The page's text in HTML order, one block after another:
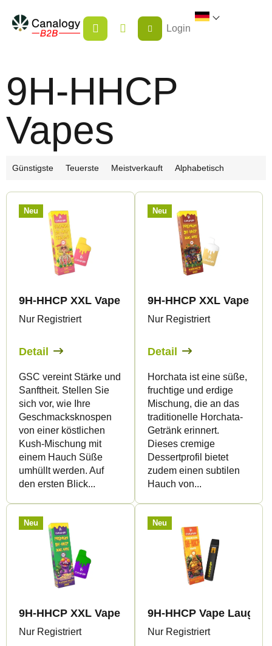
Inhalt
springen
WARENKORB
Login
9H-HHCP
Vapes
P
o
Günstigste Teuerste Meistverkauft Alphabetisch
L
Neu
9H-HHCP XXL Vape GSC 99% 2ml
Nur Registriert
Detail
GSC vereint Stärke und
Sanftheit. Stellen Sie
sich vor, wie Ihre
Geschmacksknospen
von einer köstlichen
Kush-Mischung mit
einem Hauch Süße
umhüllt werden. Auf
den ersten Blick...
Neu
9H-HHCP XXL Vape
Nur Registriert
Detail
Horchata ist eine süße,
fruchtige und erdige
Mischung, die an das
traditionelle Horchata-
Getränk erinnert.
Dieses cremige
Dessertprofil bietet
zudem einen subtilen
Hauch von...
Neu
9H-HHCP XXL Vape Blackjack Gelato 99% 2ml
Nur Registriert
Neu
9H-HHCP Vape
Nur Registriert